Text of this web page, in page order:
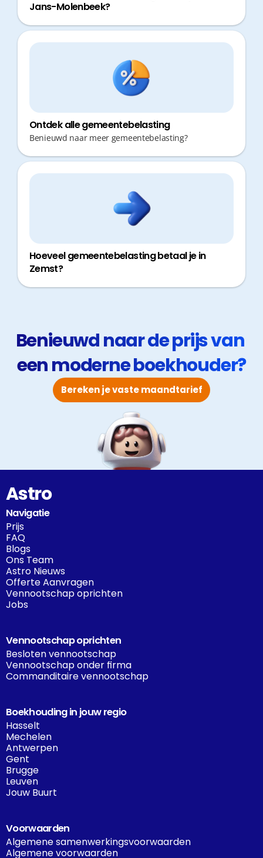
Jans-Molenbeek?
Ontdek alle gemeentebelasting
Benieuwd naar meer gemeentebelasting?
Hoeveel gemeentebelasting betaal je in
Zemst?
Benieuwd naar de prijs van
een moderne boekhouder?
Bereken je vaste maandtarief
Astro
Navigatie
Prijs
FAQ
Blogs
Ons Team
Astro Nieuws
Offerte Aanvragen
Vennootschap oprichten
Jobs
Vennootschap oprichten
Besloten vennootschap
Vennootschap onder firma
Commanditaire vennootschap
Boekhouding in jouw regio
Hasselt
Mechelen
Antwerpen
Gent
Brugge
Leuven
Jouw Buurt
Voorwaarden
Algemene samenwerkingsvoorwaarden
Algemene voorwaarden